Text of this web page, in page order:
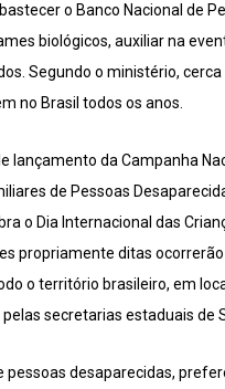
o Banco Nacional de
biológicos, auxiliar na
Segundo o ministério,
no Brasil todos os anos.
lançamento da Campanha
de Pessoas
o Dia Internacional das
propriamente ditas
o território brasileiro, em
secretarias estaduais de
pessoas desaparecidas,